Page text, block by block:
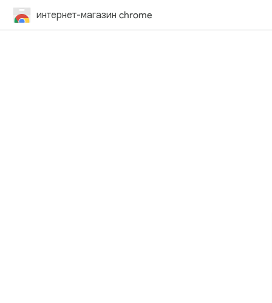
интернет-магазин chrome